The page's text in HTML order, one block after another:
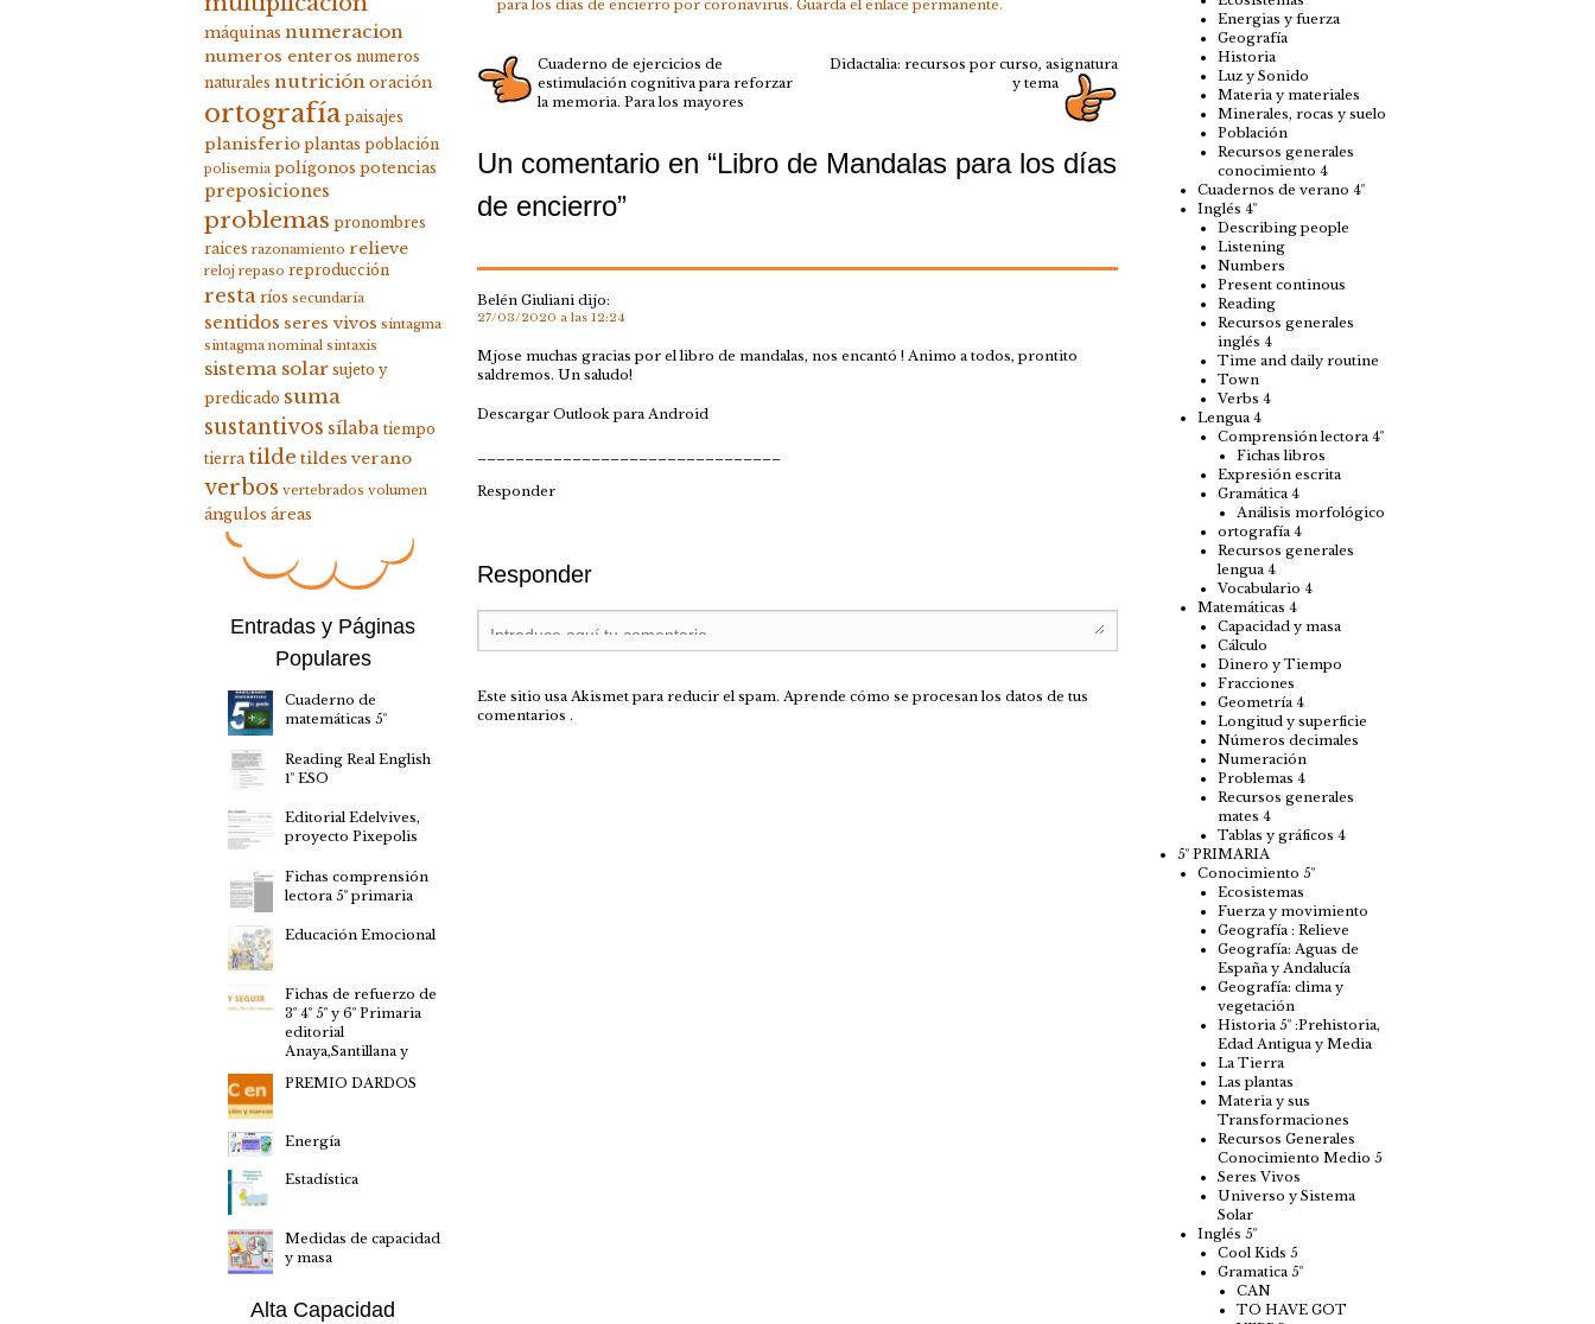
para los días de encierro por coronavirus. Guarda el enlace permanente.
Cuaderno de ejercicios de
estimulación cognitiva para reforzar
la memoria. Para los mayores
Didactalia: recursos por curso, asignatura
y tema
Un comentario en “Libro de Mandalas para los días
de encierro”
Belén Giuliani dijo:
27/03/2020 a las 12:24
Mjose muchas gracias por el libro de mandalas, nos encantó ! Animo a todos, prontito
saldremos. Un saludo!
Descargar Outlook para Android
Responder
Responder
Este sitio usa Akismet para reducir el spam. Aprende cómo se procesan los datos de tus
comentarios .
Energias y fuerza
Geografía
Historia
Luz y Sonido
Materia y materiales
Minerales, rocas y suelo
Población
Recursos generales
conocimiento 4
Cuadernos de verano 4º
Inglés 4º
Describing people
Listening
Numbers
Present continous
Reading
Recursos generales
inglés 4
Time and daily routine
Town
Verbs 4
Lengua 4
Comprensión lectora 4º
Fichas libros
Expresión escrita
Gramática 4
Análisis morfológico
ortografía 4
Recursos generales
lengua 4
Vocabulario 4
Matemáticas 4
Capacidad y masa
Cálculo
Dinero y Tiempo
Fracciones
Geometría 4
Longitud y superficie
Números decimales
Numeración
Problemas 4
Recursos generales
mates 4
Tablas y gráficos 4
5º PRIMARIA
Conocimiento 5º
Ecosistemas
Fuerza y movimiento
Geografía : Relieve
Geografía: Aguas de
España y Andalucía
Geografía: clima y
vegetación
Historia 5º :Prehistoria,
Edad Antigua y Media
La Tierra
Las plantas
Materia y sus
Transformaciones
Recursos Generales
Conocimiento Medio 5
Seres Vivos
Universo y Sistema
Solar
Inglés 5º
Cool Kids 5
Gramatica 5º
CAN
TO HAVE GOT
máquinas numeracion
numeros enteros numeros
naturales nutrición oración
ortografía paisajes
planisferio plantas población
polisemia polígonos potencias
preposiciones
problemas pronombres
raices razonamiento relieve
reloj repaso reproducción
resta ríos secundaria
sentidos seres vivos sintagma
sintagma nominal sintaxis
sistema solar sujeto y
predicado suma
sustantivos sílaba tiempo
tierra tilde tildes verano
verbos vertebrados volumen
ángulos áreas
Entradas y Páginas
Populares
Cuaderno de
matemáticas 5º
Reading Real English
1º ESO
Editorial Edelvives,
proyecto Pixepolis
Fichas comprensión
lectora 5º primaria
Educación Emocional
Fichas de refuerzo de
3º 4º 5º y 6º Primaria
editorial
Anaya,Santillana y
PREMIO DARDOS
Energía
Estadística
Medidas de capacidad
y masa
Alta Capacidad